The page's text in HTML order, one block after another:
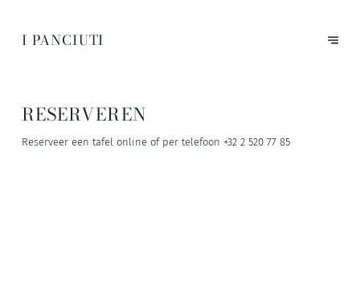
I PANCIUTI
RESERVEREN
Reserveer een tafel online of per telefoon +32 2 520 77 85